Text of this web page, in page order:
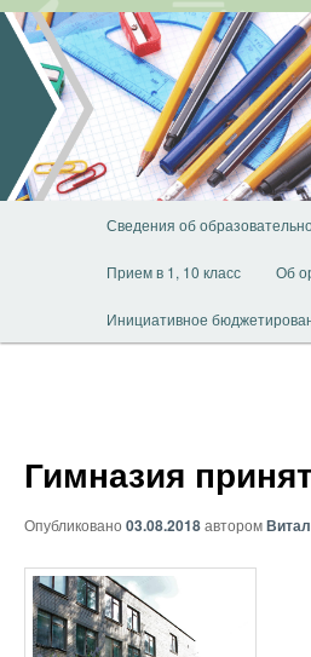
Перейти
основному
содержимому
Сведения об
Прием в 1, 10 класс Об
Инициативное
Гимназия
Опубликовано 03.08.2018автором